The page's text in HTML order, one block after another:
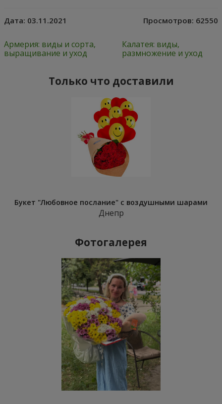
Дата: 03.11.2021 Просмотров: 62550
Армерия: виды и сорта,
выращивание и уход
Калатея: виды,
размножение и уход
Только что доставили
Букет "Любовное послание" с воздушными шарами
Днепр
Фотогалерея